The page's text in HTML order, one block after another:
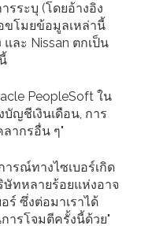
รระบุ (โดยอ้างอิง
ขโมยข้อมูลเหล่านี้
ละ Nissan ตกเป็น
PeopleSoft ใน
ญชีเงินเดือน, การ
ากรอื่น ๆ"
ารณ์ทางไซเบอร์เกิด
ทหลายร้อยแห่งอาจ
ร์ ซึ่งต่อมาเราได้
ารโจมตีครั้งนี้ด้วย"